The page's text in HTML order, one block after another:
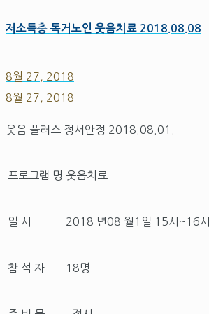
저소득층 독거노인 웃음치료 2018.08.08
8월 27, 2018
8월 27, 2018
웃음 플러스 정서안정 2018.08.01.
프로그램 명 웃음치료
일 시 2018 년08 월1일 15시~16시
참 석 자 18명